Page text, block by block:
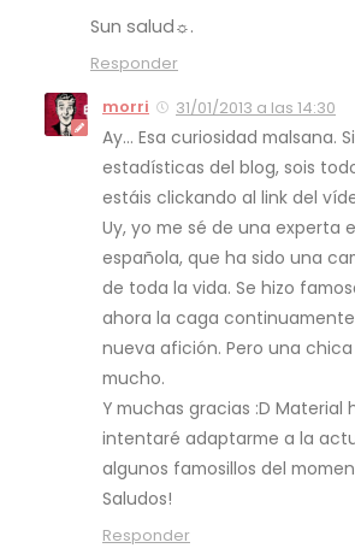
Sun salud☼.
Responder
morri
31/01/2013 a las 14:30
Ay… Esa curiosidad malsana.
estadísticas del blog, sois
estáis clickando al link del
Uy, yo me sé de una experta
española, que ha sido una
de toda la vida. Se hizo
ahora la caga
nueva afición. Pero una
mucho.
Y muchas gracias :D Material
intentaré adaptarme a la
algunos famosillos del
Saludos!
Responder